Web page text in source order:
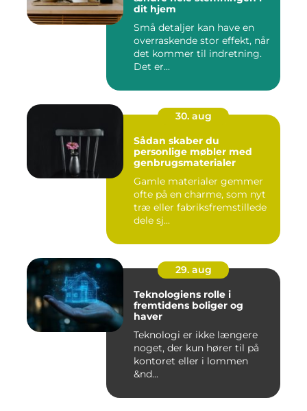
dit hjem
Små detaljer kan have en
overraskende stor effekt, når
det kommer til indretning.
Det er...
30. aug
Sådan skaber du
personlige møbler med
genbrugsmaterialer
Gamle materialer gemmer
ofte på en charme, som nyt
træ eller fabriksfremstillede
dele sj...
29. aug
Teknologiens rolle i
fremtidens boliger og
haver
Teknologi er ikke længere
noget, der kun hører til på
kontoret eller i lommen
&nd...